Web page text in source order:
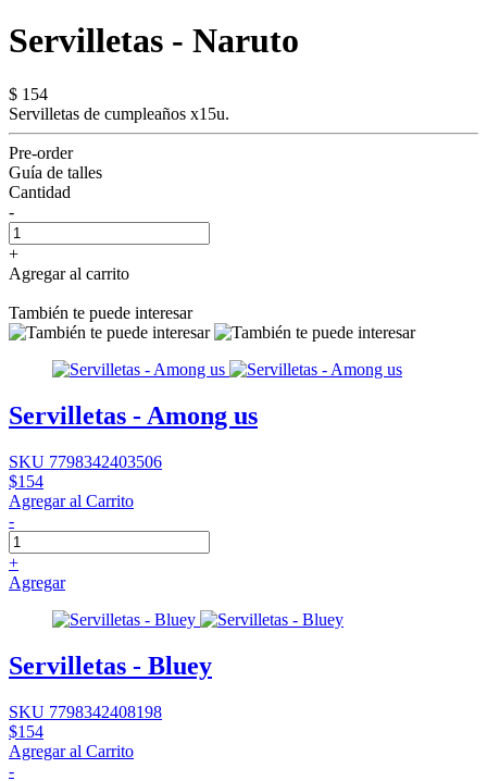
Servilletas - Naruto
$ 154
Servilletas de cumpleaños x15u.
Pre-order
Guía de talles
Cantidad
-
+
Agregar al carrito
También te puede interesar
Servilletas - Among us
SKU 7798342403506
$154
Agregar al Carrito
-
+
Agregar
Servilletas - Bluey
SKU 7798342408198
$154
Agregar al Carrito
-